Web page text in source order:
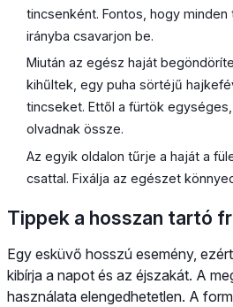
tincsenként. Fontos, hogy
irányba csavarjon be.
Miután az egész haját
kihűltek, egy puha sörtéjű
tincseket. Ettől a fürtök
olvadnak össze.
Az egyik oldalon tűrje a haját a
csattal. Fixálja az egészet
Tippek a hosszan tartó
Egy esküvő hosszú esemény,
kibírja a napot és az éjszakát. A
használata elengedhetetlen. A